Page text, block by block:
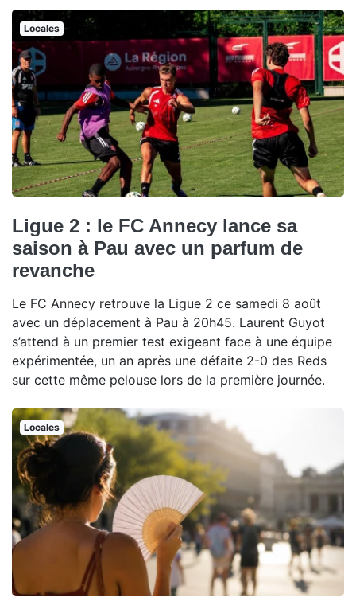
Locales
Ligue 2 : le FC Annecy lance sa
saison à Pau avec un parfum de
revanche
Le FC Annecy retrouve la Ligue 2 ce samedi 8 août
avec un déplacement à Pau à 20h45. Laurent Guyot
s’attend à un premier test exigeant face à une équipe
expérimentée, un an après une défaite 2-0 des Reds
sur cette même pelouse lors de la première journée.
Locales